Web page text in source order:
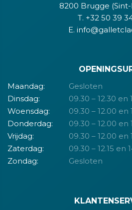
8200 Brugge
T. +32 50 39
E.
Maandag:
Gesloten
Dinsdag:
09.30 – 12.30 en
Woensdag:
09.30 – 12.00 en
Donderdag:
09.30 – 12.00 en
Vrijdag:
09.30 – 12.00 en
Zaterdag:
09.30 – 12.15 en
Zondag:
Gesloten